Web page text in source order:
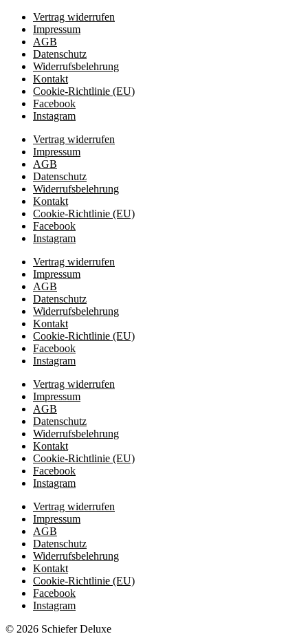
Vertrag widerrufen
Impressum
AGB
Datenschutz
Widerrufsbelehrung
Kontakt
Cookie-Richtlinie (EU)
Facebook
Instagram
Vertrag widerrufen
Impressum
AGB
Datenschutz
Widerrufsbelehrung
Kontakt
Cookie-Richtlinie (EU)
Facebook
Instagram
Vertrag widerrufen
Impressum
AGB
Datenschutz
Widerrufsbelehrung
Kontakt
Cookie-Richtlinie (EU)
Facebook
Instagram
Vertrag widerrufen
Impressum
AGB
Datenschutz
Widerrufsbelehrung
Kontakt
Cookie-Richtlinie (EU)
Facebook
Instagram
Vertrag widerrufen
Impressum
AGB
Datenschutz
Widerrufsbelehrung
Kontakt
Cookie-Richtlinie (EU)
Facebook
Instagram
© 2026 Schiefer Deluxe